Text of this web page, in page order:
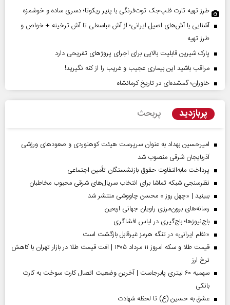
طرز تهیه تارت فلپ‌جک توت‌فرنگی با پنیر ریکوتا؛ دسری ساده و خوشمزه
آشنایی با آش‌های اصیل ایرانی؛ از آش عباسعلی تا آش ترخینه + خواص و
طرز تهیه
پارک شیرین قابلیت‌ بالایی برای اجرای پروژهای تفریحی دارد
مراقب باشید این بیماری عجیب و غریب را از کنه نگیرید!
خاوران؛ گمشده‌ای در تاریخ کرمانشاه
پربازدید پربحث
امیرحسین بهداد به عنوان سرپرست هیئت کوهنوردی و صعودهای ورزشی
آذربایجان شرقی منصوب شد
پرداخت مابه‌التفاوت حقوق بازنشستگان تأمین اجتماعی
نظرسنجی شبکه تماشا برای انتخاب سریال‌های شرقی محبوب مخاطبان
ببینید | «چهل روز » محسن چاووشی منتشر شد
رسانه‌های برون‌مرزی راویان جهانی اربعین
باج‌نیوزها؛ باج‌گیری در لباس افشاگری
«نظم ایرانی» در تنگه هرمز غیرقابل بازگشت است
قیمت طلا و سکه امروز ۱۱ مرداد ۱۴۰۵ | افت قیمت طلا در بازار تهران با کاهش
نرخ ارز
سهمیه ۶۰ لیتری پابرجاست | آخرین وضعیت اتصال کارت سوخت به کارت
بانکی
عشق به حسین (ع) تا لحظه شهادت